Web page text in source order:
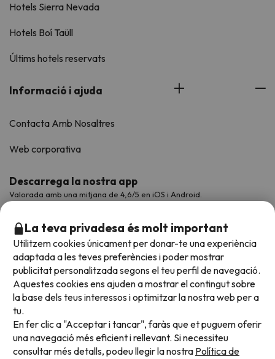
Hotels Sierra Nevada
Hotels Boí Taüll
Últims hotels reservats
Informació i ajuda
Contacta Amb Nosaltres
Web corporativa
Descarrega la nostra app
Valorada amb una mitjana de 4,6/5 en iOS i Android.
Acceptem
La teva privadesa és molt important
Utilitzem cookies únicament per donar-te una experiència
adaptada a les teves preferències i poder mostrar
publicitat personalitzada segons el teu perfil de navegació.
Aquestes cookies ens ajuden a mostrar el contingut sobre
la base dels teus interessos i optimitzar la nostra web per a
tu.
En fer clic a "Acceptar i tancar", faràs que et puguem oferir
una navegació més eficient i rellevant. Si necessiteu
consultar més detalls, podeu llegir la nostra Política de